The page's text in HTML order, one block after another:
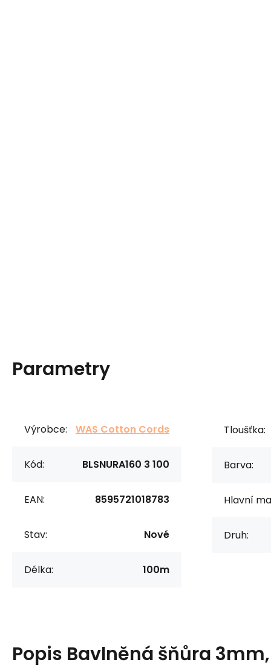
Parametry
Výrobce: WAS Cotton Cords
Kód: BLSNURA160 3 100
EAN: 8595721018783
Stav: Nové
Délka: 100m
Tloušťka:
Barva:
Hlavní
Druh:
Popis Bavlněná šňůra